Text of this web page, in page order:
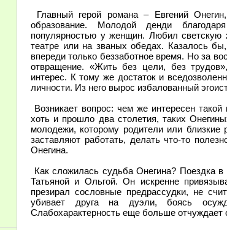
Главный герой романа – Евгений
образование. Молодой денди
популярностью у женщин. Любил
театре или на званых обедах. Казалось
впереди только беззаботное время. Но за
отвращение. «Жить без цели, без
интерес. К тому же достаток и
личности. Из него вырос избалованный
Возникает вопрос: чем же интересен
хоть и прошло два столетия, таких
молодежи, которому родители или близкие
заставляют работать, делать что-то
Онегина.
Как сложилась судьба Онегина? Поездка
Татьяной и Ольгой. Он искренне
презирал сословные предрассудки, не
убивает друга на дуэли, боясь
Слабохарактерность еще больше отчуждает